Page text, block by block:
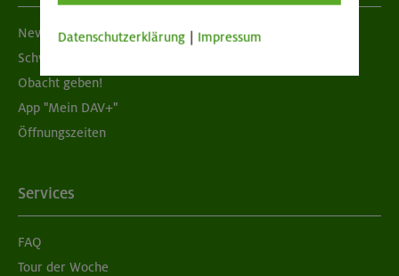
Newsletter
Schwarzes Brett
Obacht geben!
App "Mein DAV+"
Öffnungszeiten
Services
FAQ
Tour der Woche
Datenschutzerklärung Impressum